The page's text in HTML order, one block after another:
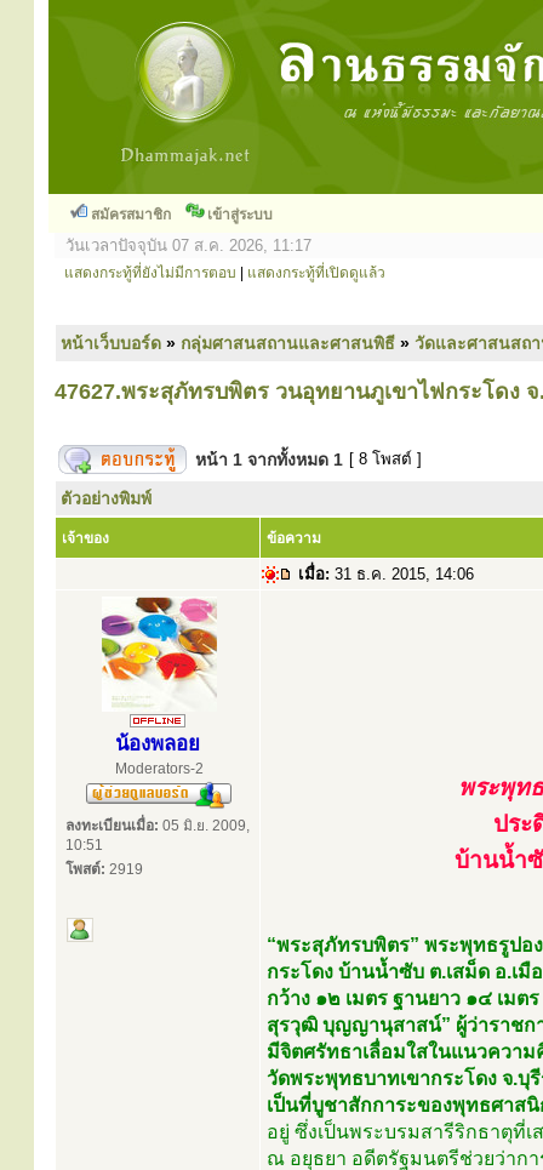
สมัครสมาชิก เข้าสู่ระบบ
วันเวลาปัจจุบัน 07 ส.ค. 2026, 11:17
แสดงกระทู้ที่ยังไม่มีการตอบ แสดงกระทู้ที่เปิดดูแล้ว
หน้าเว็บบอร์ด » กลุ่มศาสนสถานและศาสนพิธี » วัดและศาสนสถ
47627.พระสุภัทรบพิตร วนอุทยานภูเขาไฟกระโดง
หน้า 1 จากทั้งหมด 1 [ 8 โพสต์ ]
ตัวอย่างพิมพ์
เจ้าของ ข้อความ
เมื่อ: 31 ธ.ค. 2015, 14:06
น้องพลอย
Moderators-2
ลงทะเบียนเมื่อ: 05 มิ.ย. 2009,
10:51
โพสต์: 2919
พระพุท
ประ
บ้านน้ำซั
“พระสุภัทรบพิตร” พระพุทธรูป
กระโดง บ้านน้ำซับ ต.เสม็ด อ.เ
กว้าง ๑๒ เมตร ฐานยาว ๑๔ เม
สุรวุฒิ บุญญานุสาสน์” ผู้ว่าราชก
มีจิตศรัทธาเลื่อมใสในแนวควา
วัดพระพุทธบาทเขากระโดง จ.บุ
เป็นที่บูชาสักการะของพุทธศาส
อยู่ ซึ่งเป็นพระบรมสารีริกธาตุที่
ณ อยุธยา อดีตรัฐมนตรีช่วยว่าก